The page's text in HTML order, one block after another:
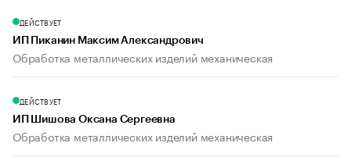
ДЕЙСТВУЕТ
ИП Пиканин Максим Александрович
Обработка металлических изделий механическая
ДЕЙСТВУЕТ
ИП Шишова Оксана Сергеевна
Обработка металлических изделий механическая